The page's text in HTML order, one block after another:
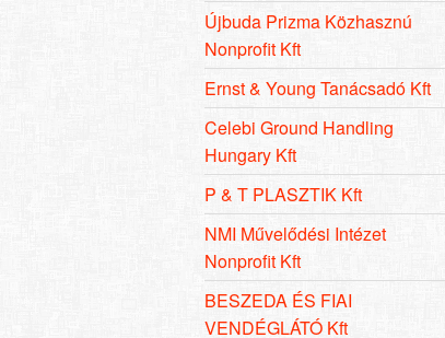
Újbuda Prizma Közhasznú
Nonprofit Kft
Ernst & Young Tanácsadó Kft
Celebi Ground Handling
Hungary Kft
P & T PLASZTIK Kft
NMI Művelődési Intézet
Nonprofit Kft
BESZEDA ÉS FIAI
VENDÉGLÁTÓ Kft